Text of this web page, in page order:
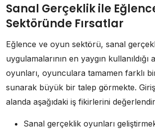
Sanal Gerçeklik ile
Sektöründe Fırsatlar
Eğlence ve oyun sektörü, sanal
uygulamalarının en yaygın kullanıldığı
oyunları, oyunculara tamamen farklı
sunarak büyük bir talep görmekte.
alanda aşağıdaki iş fikirlerini
Sanal gerçeklik oyunları